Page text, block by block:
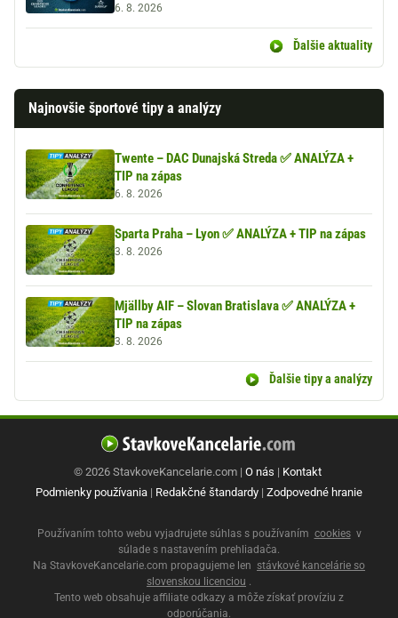
6. 8. 2026
Ďalšie aktuality
Najnovšie športové tipy a analýzy
Twente – DAC Dunajská Streda ✅ ANALÝZA +
TIP na zápas
6. 8. 2026
Sparta Praha – Lyon ✅ ANALÝZA + TIP na zápas
3. 8. 2026
Mjällby AIF – Slovan Bratislava ✅ ANALÝZA +
TIP na zápas
3. 8. 2026
Ďalšie tipy a analýzy
© 2026 StavkoveKancelarie.com | O nás | Kontakt
Podmienky používania | Redakčné štandardy | Zodpovedné hranie
Používaním tohto webu vyjadrujete súhlas s používaním cookies v
súlade s nastavením prehliadača.
Na StavkoveKancelarie.com propagujeme len stávkové kancelárie so
slovenskou licenciou .
Tento web obsahuje affiliate odkazy a môže získať províziu z
odporúčania.